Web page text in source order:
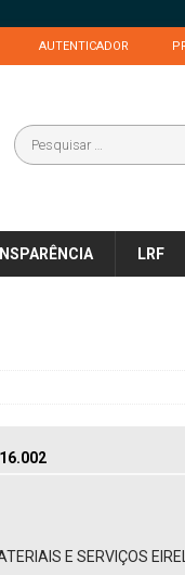
AUTENTICADOR
LRF
E SERVIÇOS